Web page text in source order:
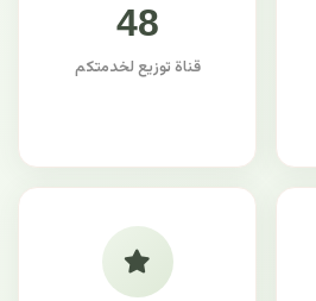
48
قناة توزيع لخدمتكم